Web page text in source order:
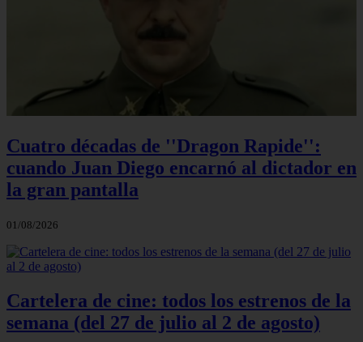
Cuatro décadas de ''Dragon Rapide'':
cuando Juan Diego encarnó al dictador en
la gran pantalla
01/08/2026
Cartelera de cine: todos los estrenos de la
semana (del 27 de julio al 2 de agosto)